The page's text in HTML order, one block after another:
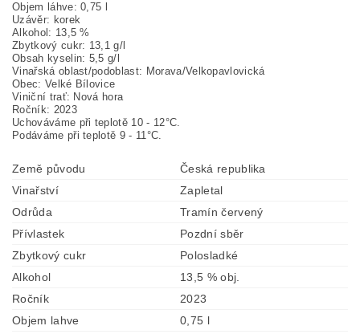
Objem láhve: 0,75 l
Uzávěr: korek
Alkohol: 13,5 %
Zbytkový cukr: 13,1 g/l
Obsah kyselin: 5,5 g/l
Vinařská oblast/podoblast: Morava/Velkopavlovická
Obec: Velké Bílovice
Viniční trať: Nová hora
Ročník: 2023
Uchováváme při teplotě 10 - 12°C.
Podáváme při teplotě 9 - 11°C.
Země původu
Česká republika
Vinařství
Zapletal
Odrůda
Tramín červený
Přívlastek
Pozdní sběr
Zbytkový cukr
Polosladké
Alkohol
13,5 % obj.
Ročník
2023
Objem lahve
0,75 l